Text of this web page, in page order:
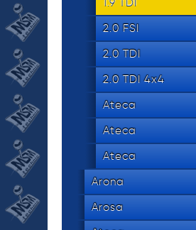
1.9 TDI
2.0 FSI
2.0 TDI
2.0 TDI 4x4
Ateca
Ateca
Ateca
Arona
Arosa